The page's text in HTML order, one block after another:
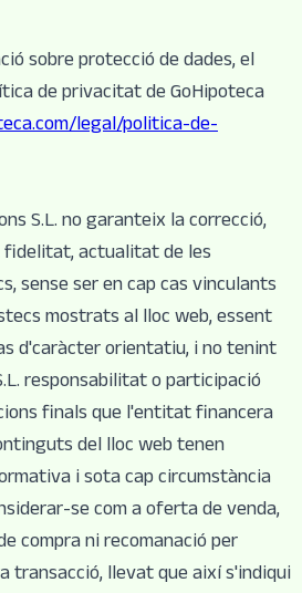
sobre protecció de dades, el
de privacitat de GoHipoteca
legal/politica-de-
S.L. no garanteix la correcció,
actualitat de les
sense ser en cap cas vinculants
mostrats al lloc web, essent
d'caràcter orientatiu, i no tenint
responsabilitat o participació
finals que l'entitat financera
del lloc web tenen
i sota cap circumstància
se com a oferta de venda,
compra ni recomanació per
transacció, llevat que així s'indiqui